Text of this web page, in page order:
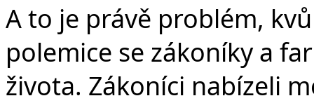
A to je právě problém,
polemice se zákoníky a
života. Zákoníci nabízeli